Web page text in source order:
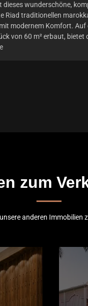
dieses wunderschöne,
Riad traditionellen
modernem Komfort. Auf
von 60 m² erbaut, bietet
zum
anderen Immobilien